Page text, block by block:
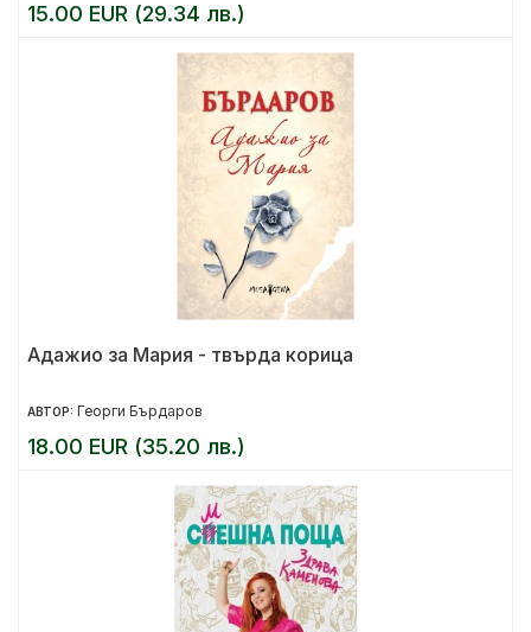
15.00 EUR (29.34 лв.)
Адажио за Мария - твърда корица
АВТОР: Георги Бърдаров
18.00 EUR (35.20 лв.)